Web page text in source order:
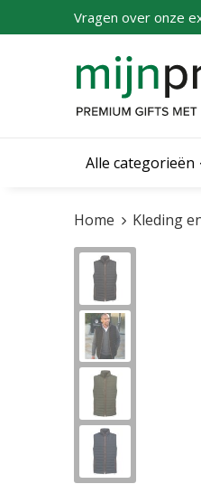
Vragen over onze
Alle categorieën
Home Kleding